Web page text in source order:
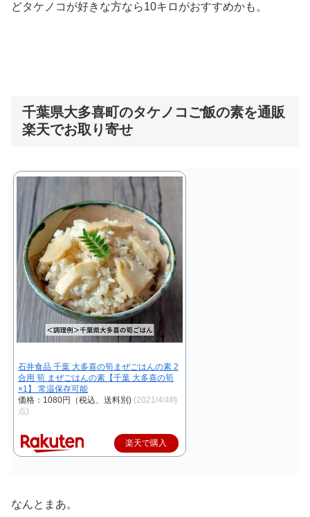
どタケノコが好きな方なら10キロがおすすめかも。
千葉県大多喜町のタケノコご飯の素を通販
楽天でお取り寄せ
石井食品 千葉 大多喜の筍まぜごはんの素 2
合用 筍 まぜごはんの素【千葉 大多喜の筍
×1】 常温保存可能
価格：1080円（税込、送料別) (2021/4/4時
点)
楽天で購入
なんとまあ。